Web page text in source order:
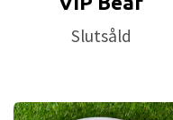
Slutsåld